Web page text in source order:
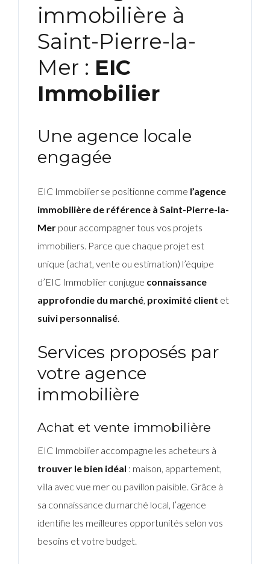
immobilière à
Saint-Pierre-la-
Mer : EIC
Immobilier
Une agence locale
engagée
EIC Immobilier se positionne comme l’agence
immobilière de référence à Saint-Pierre-la-
Mer pour accompagner tous vos projets
immobiliers. Parce que chaque projet est
unique (achat, vente ou estimation) l’équipe
d’EIC Immobilier conjugue connaissance
approfondie du marché, proximité client et
suivi personnalisé.
Services proposés par
votre agence
immobilière
Achat et vente immobilière
EIC Immobilier accompagne les acheteurs à
trouver le bien idéal : maison, appartement,
villa avec vue mer ou pavillon paisible. Grâce à
sa connaissance du marché local, l’agence
identifie les meilleures opportunités selon vos
besoins et votre budget.